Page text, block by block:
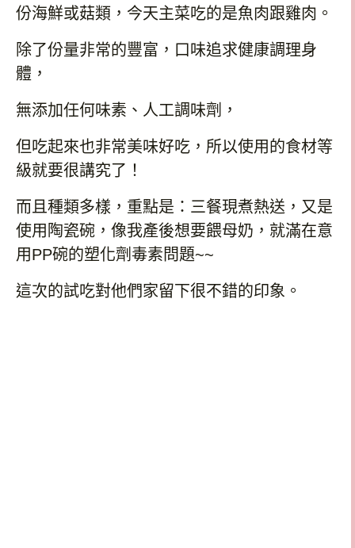
份海鮮或菇類，今天主菜吃的是魚肉跟雞肉。
除了份量非常的豐富，口味追求健康調理身
體，
無添加任何味素、人工調味劑，
但吃起來也非常美味好吃，所以使用的食材等
級就要很講究了！
而且種類多樣，重點是：三餐現煮熱送，又是
使用陶瓷碗，像我產後想要餵母奶，就滿在意
用PP碗的塑化劑毒素問題~~
這次的試吃對他們家留下很不錯的印象。